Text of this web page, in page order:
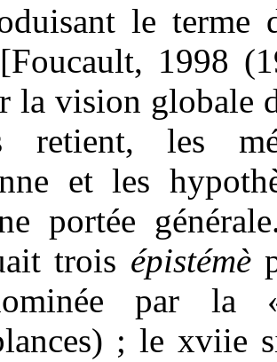
le terme
[Foucault, 1998
la vision globale
retient, les
et les
portée
trois épistémè
par la
; le xviie